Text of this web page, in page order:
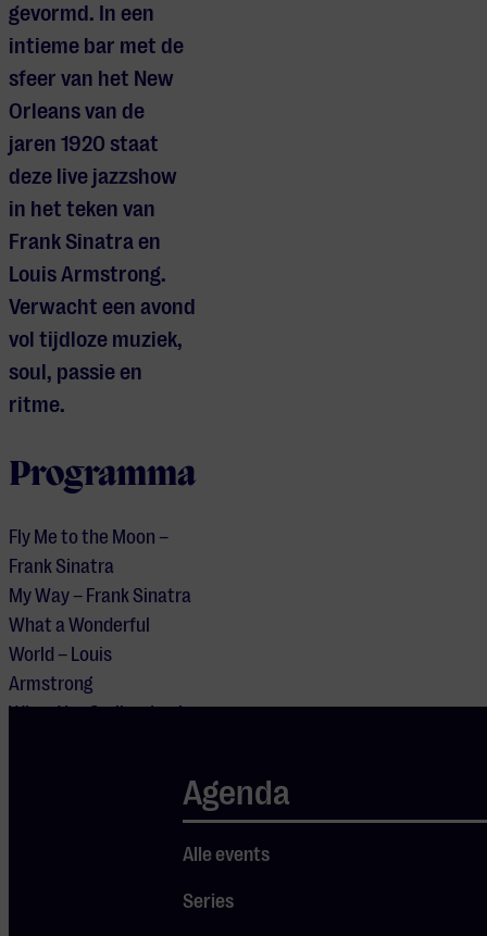
Agenda
Alle events
Series
gevormd. In een
intieme bar met de
sfeer van het New
Orleans van de
jaren 1920 staat
deze live jazzshow
in het teken van
Frank Sinatra en
Louis Armstrong.
Verwacht een avond
vol tijdloze muziek,
soul, passie en
ritme.
Programma
Fly Me to the Moon –
Frank Sinatra
My Way – Frank Sinatra
What a Wonderful
World – Louis
Armstrong
When You Smile – Louis